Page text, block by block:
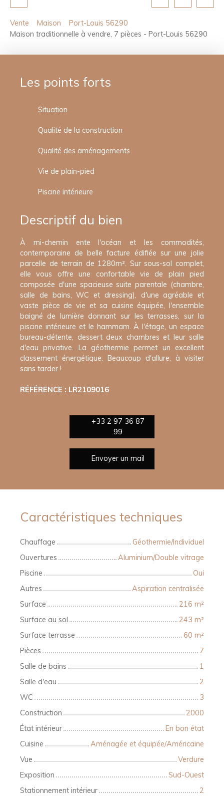
Vente Maison
Port-Louis 56290
Maison traditionnelle à vendre, 7 pièces - Port-Louis 56290
Les points forts
Situation
Qualité de la construction
Qualité des aménagements
Vie de plain-pied
Piscine intérieure
Descriptif du bien
À mi-chemin ente l'océan et les commodités,
contemporaine de belle facture édifiée sur une jolie
parcelle de terrain de 1280m². Sur sous-sol complet,
elle vous offre une confortable vie de plain pied
composée d'une spacieuse suite parentale (chambre,
salle de bains, WC et dressing), d'une agréable et
vaste pièce de vie et sa cuisine équipée, l'ensemble
baigné de lumière donnant sur les terrasses, sur la
piscine intérieure et le hammam. À l'étage, un espace
bureau-détente, dessert deux chambres et leur salle
d'eau privative. La géothermie permet un excellent
classement énergétique. Beaucoup d'allure, à visiter
sans tarder !
RÉFÉRENCE : LR2109016
+33 2 97 36 87
99
Envoyer un mail
Caractéristiques techniques
Chauffage
Géothermie/Individuel
Ouvertures
Aluminium/Double vitrage
Piscine
Oui
Autres
Aspiration centralisée
Surface
216 m²
Surface au sol
243 m²
Surface terrasse
60 m²
Pièces
7
Salle de bains
1
Salle d'eau
2
WC
3
Construction
2000
État intérieur
En bon état
Cuisine
Aménagée et équipée/Américaine
Vue
Verdure
Exposition
Sud-Ouest
Stationnement intérieur
2